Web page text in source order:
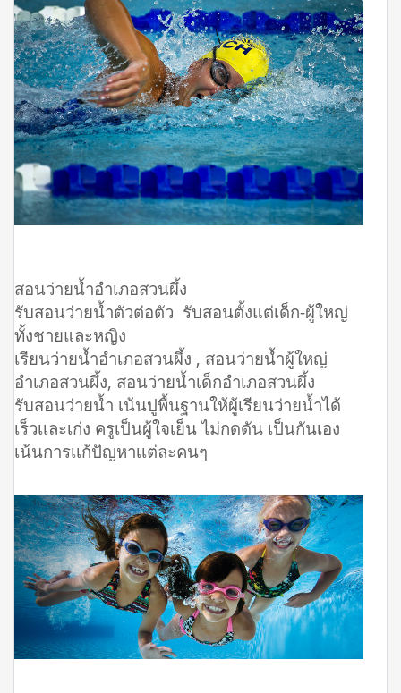
สอนว่ายน้ำอำเภอสวนผึ้ง
รับสอนว่ายน้ำตัวต่อตัว รับสอนตั้งแต่เด็ก-ผู้ใหญ่
ทั้งชายและหญิง
เรียนว่ายน้ำอำเภอสวนผึ้ง , สอนว่ายน้ำผู้ใหญ่
อำเภอสวนผึ้ง, สอนว่ายน้ำเด็กอำเภอสวนผึ้ง
รับสอนว่ายน้ำ เน้นปูพื้นฐานให้ผู้เรียนว่ายน้ำได้
เร็วเเละเก่ง ครูเป็นผู้ใจเย็น ไม่กดดัน เป็นกันเอง
เน้นการเเก้ปัญหาเเต่ละคนๆ